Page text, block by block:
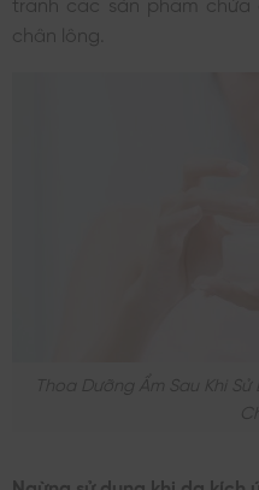
chân lông.
Thoa Dưỡng Ẩm Sau Khi
Ngừng sử dụng khi da kích